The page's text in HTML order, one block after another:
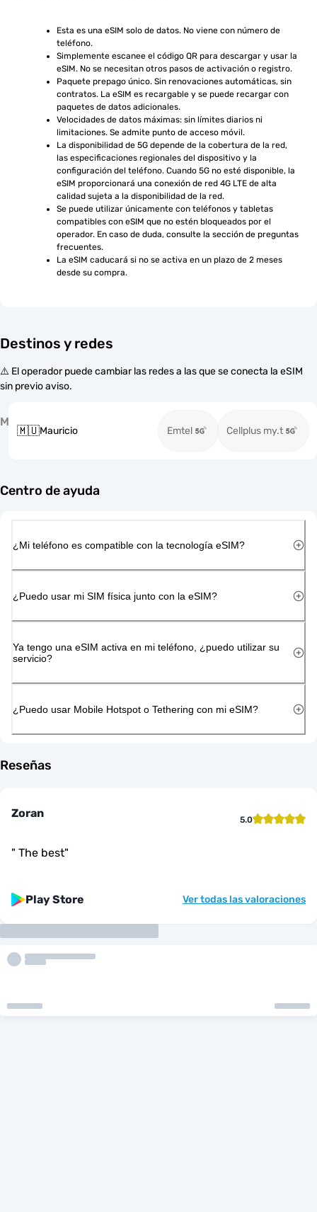
Esta es una eSIM solo de datos. No viene con número de
teléfono.
Simplemente escanee el código QR para descargar y usar la
eSIM. No se necesitan otros pasos de activación o registro.
Paquete prepago único. Sin renovaciones automáticas, sin
contratos. La eSIM es recargable y se puede recargar con
paquetes de datos adicionales.
Velocidades de datos máximas: sin límites diarios ni
limitaciones. Se admite punto de acceso móvil.
La disponibilidad de 5G depende de la cobertura de la red,
las especificaciones regionales del dispositivo y la
configuración del teléfono. Cuando 5G no esté disponible, la
eSIM proporcionará una conexión de red 4G LTE de alta
calidad sujeta a la disponibilidad de la red.
Se puede utilizar únicamente con teléfonos y tabletas
compatibles con eSIM que no estén bloqueados por el
operador. En caso de duda, consulte la sección de preguntas
frecuentes.
La eSIM caducará si no se activa en un plazo de 2 meses
desde su compra.
Destinos y redes
⚠️ El operador puede cambiar las redes a las que se conecta la eSIM
sin previo aviso.
M
🇲🇺Mauricio Emtel Cellplus my.t
Centro de ayuda
¿Mi teléfono es compatible con la tecnología eSIM?
¿Puedo usar mi SIM física junto con la eSIM?
Ya tengo una eSIM activa en mi teléfono, ¿puedo utilizar su
servicio?
¿Puedo usar Mobile Hotspot o Tethering con mi eSIM?
Reseñas
Zoran 5.0
" The best"
Play Store Ver todas las valoraciones